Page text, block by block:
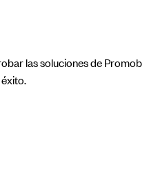
las soluciones de Promob